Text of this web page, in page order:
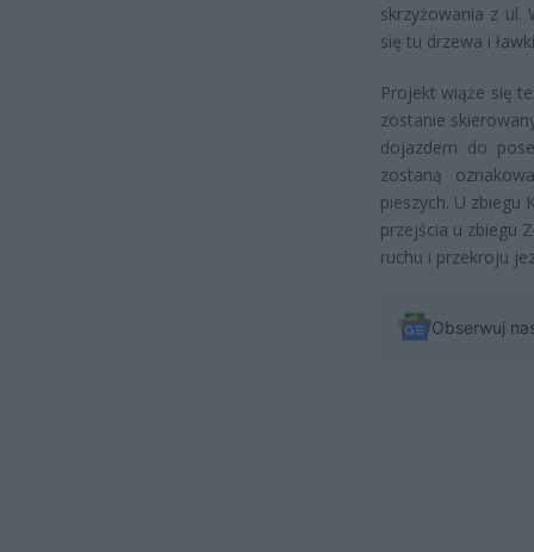
skrzyżowania z ul.
się tu drzewa i
Projekt wiąże się
zostanie
dojazdem do
zostaną
pieszych. U zbiegu
przejścia u zbiegu
ruchu i przekroju
Obserwuj